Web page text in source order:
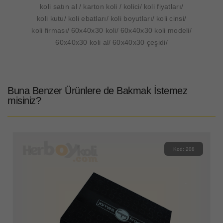
koli satın al karton koli kolici
koli fiyatları
koli kutu
koli ebatları koli boyutları
koli cinsi
koli firması
60x40x30 koli
60x40x30 koli modeli
60x40x30 koli al 60x40x30 çeşidi
Buna Benzer Ürünlere de Bakmak İstemez
misiniz?
Kod: 208